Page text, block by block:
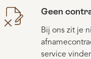
Geen
Bij ons zit je
service